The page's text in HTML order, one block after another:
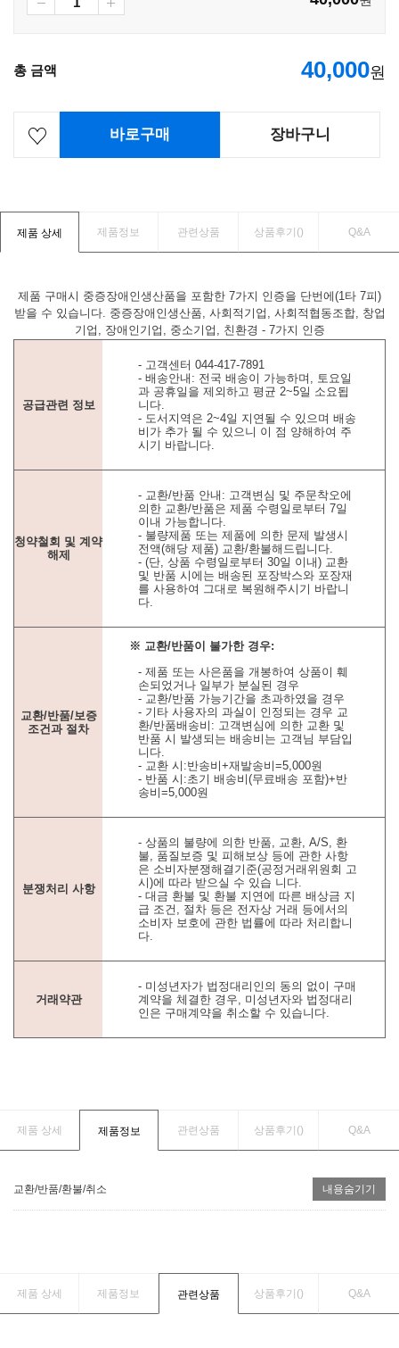
총 금액 40,000원
바로구매 장바구니
제품 상세 제품정보 관련상품 상품후기() Q&A
제품 구매시 중증장애인생산품을 포함한 7가지 인증을 단번에(1타 7피)
받을 수 있습니다. 중증장애인생산품, 사회적기업, 사회적협동조합, 창업
기업, 장애인기업, 중소기업, 친환경 - 7가지 인증
공급관련 정보
- 고객센터 044-417-7891
- 배송안내: 전국 배송이 가능하며, 토요일
과 공휴일을 제외하고 평균 2~5일 소요됩
니다.
- 도서지역은 2~4일 지연될 수 있으며 배송
비가 추가 될 수 있으니 이 점 양해하여 주
시기 바랍니다.
청약철회 및 계약
해제
- 교환/반품 안내: 고객변심 및 주문착오에
의한 교환/반품은 제품 수령일로부터 7일
이내 가능합니다.
- 불량제품 또는 제품에 의한 문제 발생시
전액(해당 제품) 교환/환불해드립니다.
- (단, 상품 수령일로부터 30일 이내) 교환
및 반품 시에는 배송된 포장박스와 포장재
를 사용하여 그대로 복원해주시기 바랍니
다.
교환/반품/보증
조건과 절차
※ 교환/반품이 불가한 경우:
- 제품 또는 사은품을 개봉하여 상품이 훼
손되었거나 일부가 분실된 경우
- 교환/반품 가능기간을 초과하였을 경우
- 기타 사용자의 과실이 인정되는 경우 교
환/반품배송비: 고객변심에 의한 교환 및
반품 시 발생되는 배송비는 고객님 부담입
니다.
- 교환 시:반송비+재발송비=5,000원
- 반품 시:초기 배송비(무료배송 포함)+반
송비=5,000원
분쟁처리 사항
- 상품의 불량에 의한 반품, 교환, A/S, 환
불, 품질보증 및 피해보상 등에 관한 사항
은 소비자분쟁해결기준(공정거래위원회 고
시)에 따라 받으실 수 있습 니다.
- 대금 환불 및 환불 지연에 따른 배상금 지
급 조건, 절차 등은 전자상 거래 등에서의
소비자 보호에 관한 법률에 따라 처리합니
다.
거래약관
- 미성년자가 법정대리인의 동의 없이 구매
계약을 체결한 경우, 미성년자와 법정대리
인은 구매계약을 취소할 수 있습니다.
제품 상세 제품정보 관련상품 상품후기() Q&A
교환/반품/환불/취소 내용숨기기
제품 상세 제품정보 관련상품 상품후기() Q&A